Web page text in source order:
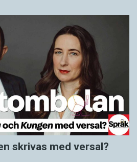
skrivas med versal?